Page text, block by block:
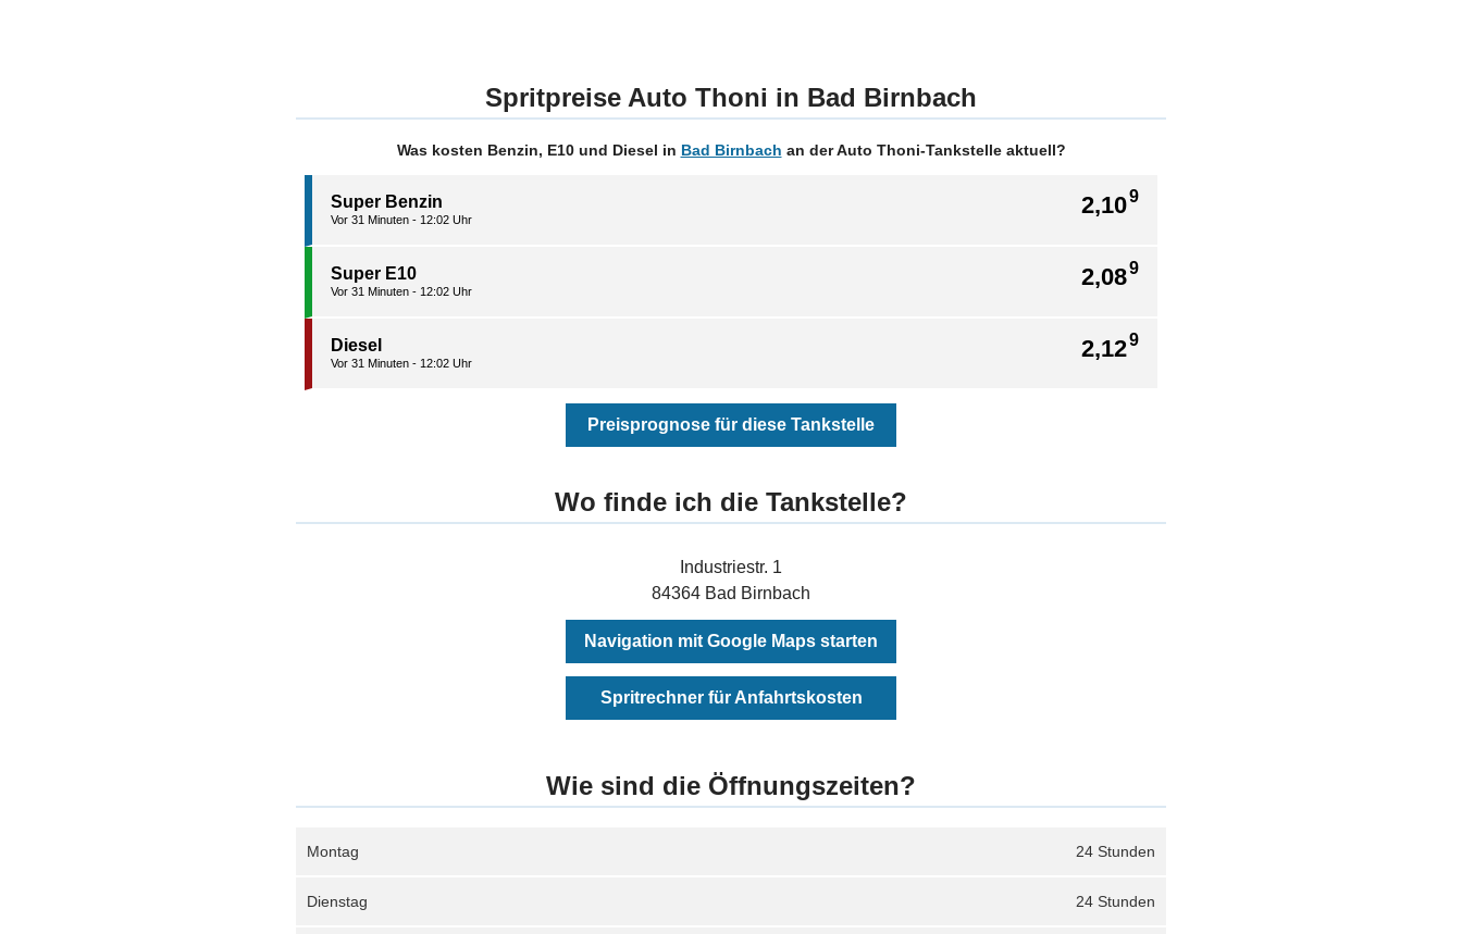
Spritpreise Auto Thoni in Bad Birnbach
Was kosten Benzin, E10 und Diesel in Bad Birnbach an der Auto Thoni-Tankstelle aktuell?
2,109
Super Benzin
Vor 31 Minuten - 12:02 Uhr
2,089
Super E10
Vor 31 Minuten - 12:02 Uhr
2,129
Diesel
Vor 31 Minuten - 12:02 Uhr
Preisprognose für diese Tankstelle
Wo finde ich die Tankstelle?
Industriestr. 1
84364 Bad Birnbach
Navigation mit Google Maps starten
Spritrechner für Anfahrtskosten
Wie sind die Öffnungszeiten?
24 Stunden
Montag
24 Stunden
Dienstag